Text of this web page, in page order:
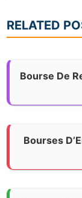
RELATED
Bourse De
Bourses